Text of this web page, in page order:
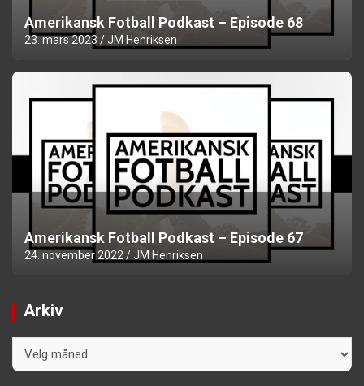
Amerikansk Fotball Podkast – Episode 68
23. mars 2023 JM Henriksen
Amerikansk Fotball Podkast – Episode 67
24. november 2022 JM Henriksen
Arkiv